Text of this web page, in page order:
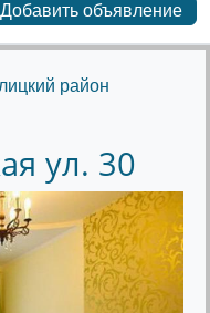
Добавить объявление
район
ул. 30